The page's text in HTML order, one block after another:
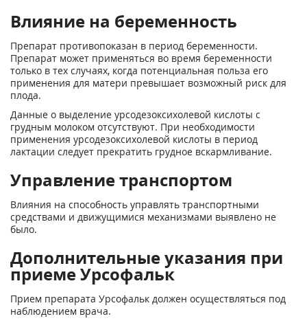
Влияние на беременность
Препарат противопоказан в период беременности.
Препарат может применяться во время беременности
только в тех случаях, когда потенциальная польза его
применения для матери превышает возможный риск для
плода.
Данные о выделение урсодезоксихолевой кислоты с
грудным молоком отсутствуют. При необходимости
применения урсодезоксихолевой кислоты в период
лактации следует прекратить грудное вскармливание.
Управление транспортом
Влияния на способность управлять транспортными
средствами и движущимися механизмами выявлено не
было.
Дополнительные указания при
приеме Урсофальк
Прием препарата Урсофальк должен осуществляться под
наблюдением врача.